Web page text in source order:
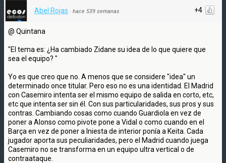
+4
Abel Rojas · hace 539 semanas
@ Quintana
"El tema es: ¿Ha cambiado Zidane su idea de lo que quiere que
sea el equipo? "
Yo es que creo que no. A menos que se considere "idea" un
determinado once titular. Pero eso no es una identidad. El Madrid
con Casemiro intenta ser el mismo equipo de salida en corto, etc,
etc que intenta ser sin él. Con sus particularidades, sus pros y sus
contras. Cambiando cosas como cuando Guardiola en vez de
poner a Alonso como pivote pone a Vidal o como cuando en el
Barça en vez de poner a Iniesta de interior ponía a Keita. Cada
jugador aporta sus peculiaridades, pero el Madrid cuando juega
Casemiro no se transforma en un equipo ultra vertical o de
contraataque.